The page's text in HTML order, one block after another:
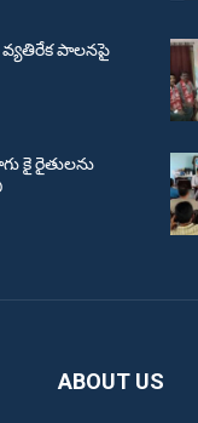
వ్యతిరేక పాలనపై
కై రైతులను
ABOUT US